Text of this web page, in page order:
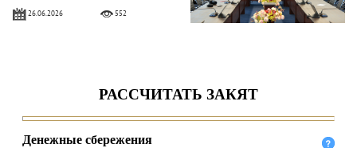
26.06.2026 552
26.06.2026 570